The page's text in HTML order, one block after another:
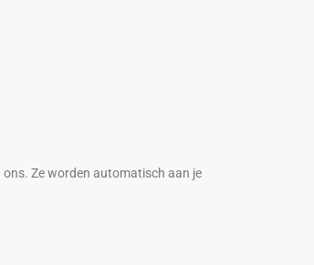
ons. Ze worden automatisch aan je